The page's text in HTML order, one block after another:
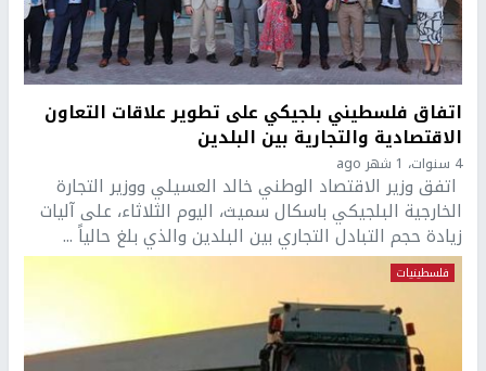
اتفاق فلسطيني بلجيكي على تطوير علاقات التعاون
الاقتصادية والتجارية بين البلدين
4 سنوات، 1 شهر ago
اتفق وزير الاقتصاد الوطني خالد العسيلي ووزير التجارة
الخارجية البلجيكي باسكال سميث، اليوم الثلاثاء، على آليات
زيادة حجم التبادل التجاري بين البلدين والذي بلغ حالياً ...
فلسطينيات